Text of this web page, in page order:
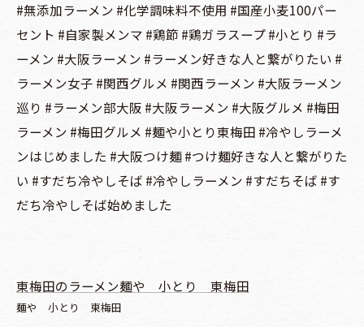
#無添加ラーメン #化学調味料不使用 #国産小麦100パー
セント #自家製メンマ #鶏節 #鶏ガラスープ #小とり #ラ
ーメン #大阪ラーメン #ラーメン好きな人と繋がりたい #
ラーメン女子 #関西グルメ #関西ラーメン #大阪ラーメン
巡り #ラーメン部大阪 #大阪ラーメン #大阪グルメ #梅田
ラーメン #梅田グルメ #麺や小とり東梅田 #冷やしラーメ
ンはじめました #大阪つけ麺 #つけ麺好きな人と繋がりた
い #すだち冷やしそば #冷やしラーメン #すだちそば #す
だち冷やしそば始めました
東梅田のラーメン麺や 小とり 東梅田
麺や 小とり 東梅田